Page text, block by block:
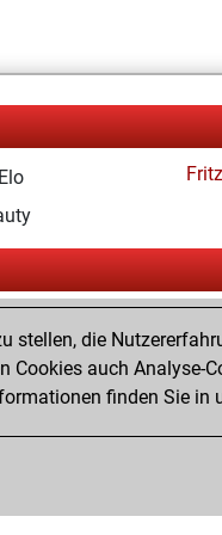
Fritz
die
auch Analyse-
finden Sie in